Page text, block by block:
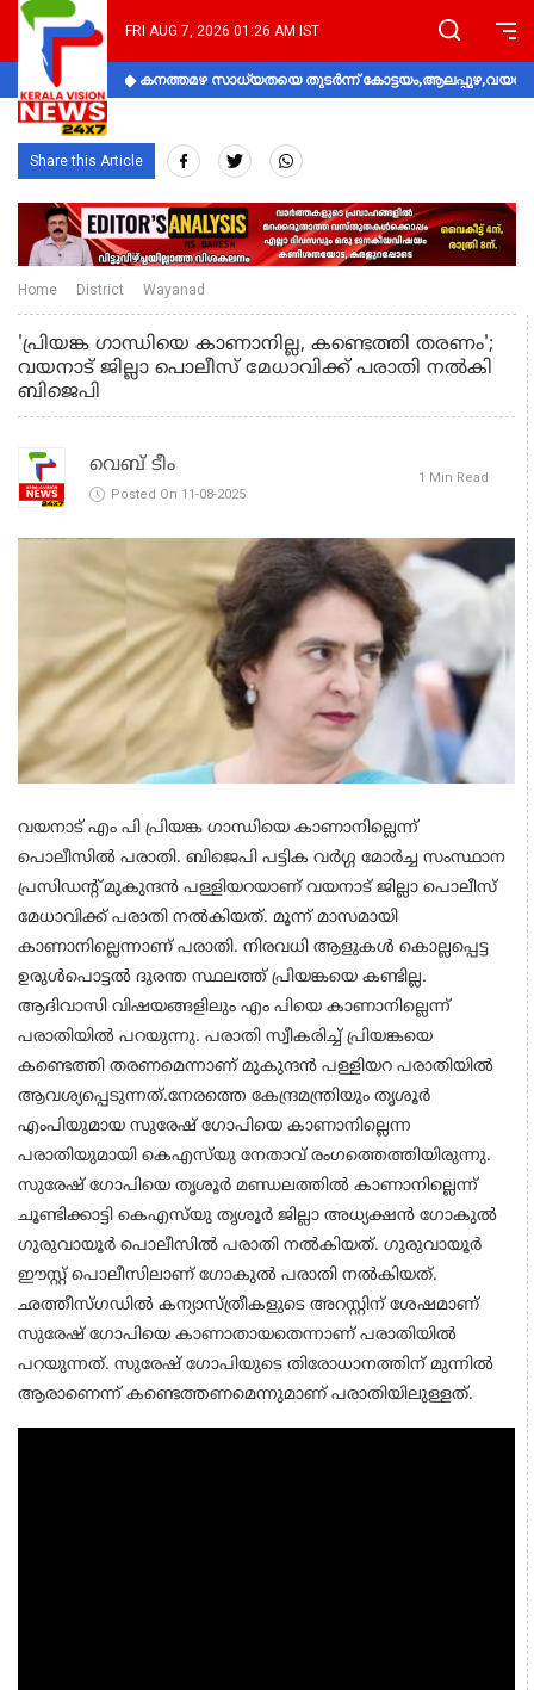
FRI AUG 7, 2026 01:26 AM IST
കനത്തമഴ സാധ്യതയെ തുടർന്ന്
Share this Article
Home District Wayanad
'പ്രിയങ്ക ഗാന്ധിയെ കാണാനില്ല, കണ്ടെത്തി തരണം';
വയനാട് ജില്ലാ പൊലീസ് മേധാവിക്ക് പരാതി നല്‍കി
ബിജെപി
വെബ് ടീം
Posted On 11-08-2025
1 Min Read
വയനാട് എം പി പ്രിയങ്ക ഗാന്ധിയെ കാണാനില്ലെന്ന്
പൊലീസില്‍ പരാതി. ബിജെപി പട്ടിക വർഗ്ഗ മോർച്ച സംസ്ഥാന
പ്രസിഡൻ്റ് മുകുന്ദൻ പള്ളിയറയാണ് വയനാട് ജില്ലാ പൊലീസ്
മേധാവിക്ക് പരാതി നൽകിയത്. മൂന്ന് മാസമായി
കാണാനില്ലെന്നാണ് പരാതി. നിരവധി ആളുകൾ കൊല്ലപ്പെട്ട
ഉരുൾപൊട്ടൽ ദുരന്ത സ്ഥലത്ത് പ്രിയങ്കയെ കണ്ടില്ല.
ആദിവാസി വിഷയങ്ങളിലും എം പിയെ കാണാനില്ലെന്ന്
പരാതിയില്‍ പറയുന്നു. പരാതി സ്വീകരിച്ച് പ്രിയങ്കയെ
കണ്ടെത്തി തരണമെന്നാണ് മുകുന്ദൻ പള്ളിയറ പരാതിയില്‍
ആവശ്യപ്പെടുന്നത്.നേരത്തെ കേന്ദ്രമന്ത്രിയും തൃശൂര്‍
എംപിയുമായ സുരേഷ് ഗോപിയെ കാണാനില്ലെന്ന
പരാതിയുമായി കെഎസ്‍യു നേതാവ് രം​ഗത്തെത്തിയിരുന്നു.
സുരേഷ് ഗോപിയെ തൃശൂര്‍ മണ്ഡലത്തിൽ കാണാനില്ലെന്ന്
ചൂണ്ടിക്കാട്ടി കെഎസ്‍യു തൃശൂര്‍ ജില്ലാ അധ്യക്ഷൻ ഗോകുൽ
ഗുരുവായൂര്‍ പൊലീസിൽ പരാതി നൽകിയത്. ഗുരുവായൂര്‍
ഈസ്റ്റ് പൊലീസിലാണ് ഗോകുൽ പരാതി നൽകിയത്.
ഛത്തീസ്ഗഡിൽ കന്യാസ്ത്രീകളുടെ അറസ്റ്റിന് ശേഷമാണ്
സുരേഷ് ഗോപിയെ കാണാതായതെന്നാണ് പരാതിയിൽ
പറയുന്നത്. സുരേഷ് ഗോപിയുടെ തിരോധാനത്തിന് മുന്നിൽ
ആരാണെന്ന് കണ്ടെത്തണമെന്നുമാണ് പരാതിയിലുള്ളത്.